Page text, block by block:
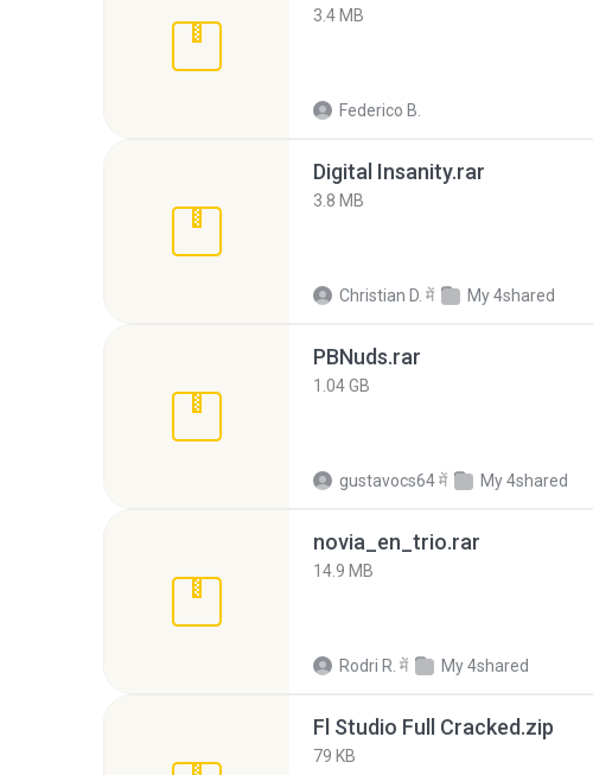
3.4 MB
Federico B.
Digital Insanity.rar
3.8 MB
Christian D. में My 4shared
PBNuds.rar
1.04 GB
gustavocs64में My 4shared
novia_en_trio.rar
14.9 MB
Rodri R. में My 4shared
Fl Studio Full Cracked.zip
79 KB